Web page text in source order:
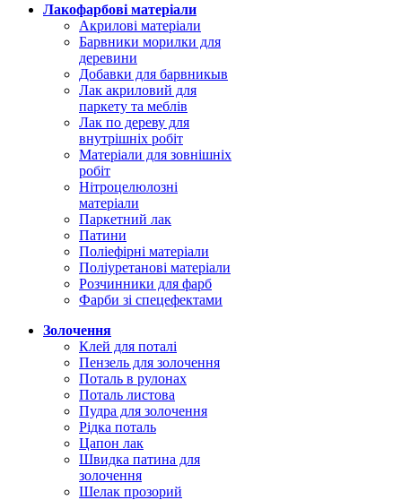
Лакофарбові матеріали
Акрилові матеріали
Барвники морилки для
деревини
Добавки для барвникыв
Лак акриловий для
паркету та меблів
Лак по дереву для
внутрішніх робіт
Матеріали для зовнішніх
робіт
Нітроцелюлозні
матеріали
Паркетний лак
Патини
Поліефірні матеріали
Поліуретанові матеріали
Розчинники для фарб
Фарби зі спецефектами
Золочення
Клей для поталі
Пензель для золочення
Поталь в рулонах
Поталь листова
Пудра для золочення
Рідка поталь
Цапон лак
Швидка патина для
золочення
Шелак прозорий